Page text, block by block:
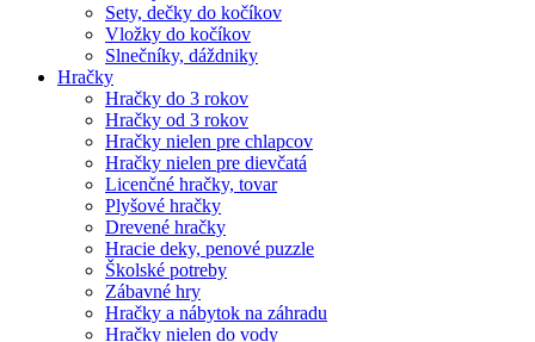
Sety, dečky do kočíkov
Vložky do kočíkov
Slnečníky, dáždniky
Hračky
Hračky do 3 rokov
Hračky od 3 rokov
Hračky nielen pre chlapcov
Hračky nielen pre dievčatá
Licenčné hračky, tovar
Plyšové hračky
Drevené hračky
Hracie deky, penové puzzle
Školské potreby
Zábavné hry
Hračky a nábytok na záhradu
Hračky nielen do vody